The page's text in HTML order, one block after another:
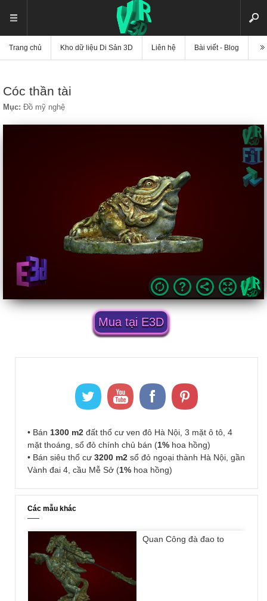
Trang chủ Kho dữ liệu Di Sản 3D Liên hệ Bài viết - Blog
Cóc thần tài
Mục: Đồ mỹ nghệ
Mua tại E3D
• Bán 1300 m2 đất thổ cư ven đô Hà Nội, 3 mặt ô tô, 4
mặt thoáng, sổ đỏ chính chủ bán (1% hoa hồng)
• Bán siêu thổ cư 3200 m2 sổ đỏ ngoại thành Hà Nội, gần
Vành đai 4, cầu Mễ Sở (1% hoa hồng)
Các mẫu khác
Quan Công đà đao to